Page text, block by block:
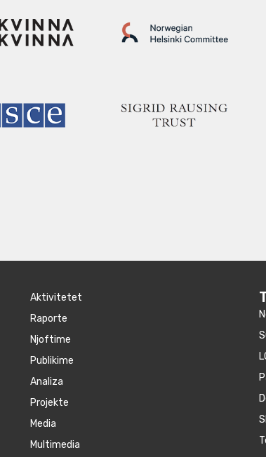
Aktivitetet
Raporte
Njoftime
Publikime
Аnaliza
Projekte
Media
Multimedia